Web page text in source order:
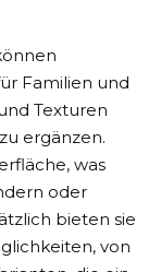
Familien und
Texturen
ergänzen.
was
oder
bieten sie
von